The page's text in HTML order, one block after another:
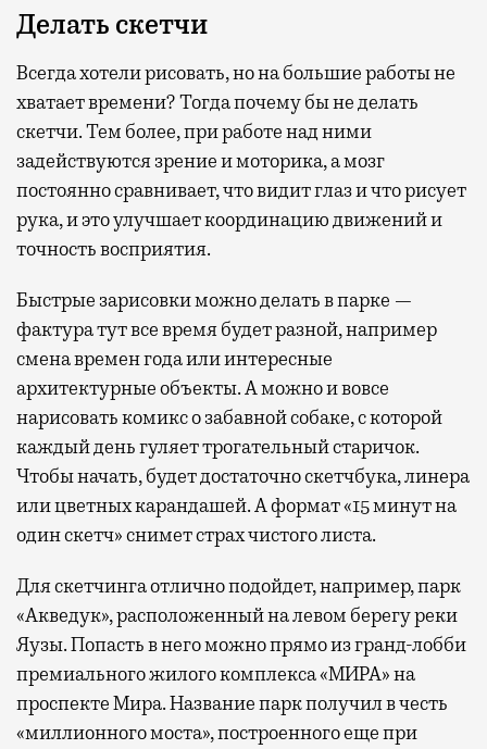
Делать скетчи
Всегда хотели рисовать, но на большие работы не
хватает времени? Тогда почему бы не делать
скетчи. Тем более, при работе над ними
задействуются зрение и моторика, а мозг
постоянно сравнивает, что видит глаз и что рисует
рука, и это улучшает координацию движений и
точность восприятия.
Быстрые зарисовки можно делать в парке —
фактура тут все время будет разной, например
смена времен года или интересные
архитектурные объекты. А можно и вовсе
нарисовать комикс о забавной собаке, с которой
каждый день гуляет трогательный старичок.
Чтобы начать, будет достаточно скетчбука, линера
или цветных карандашей. А формат «15 минут на
один скетч» снимет страх чистого листа.
Для скетчинга отлично подойдет, например, парк
«Акведук», расположенный на левом берегу реки
Яузы. Попасть в него можно прямо из гранд-лобби
премиального жилого комплекса «МИРА» на
проспекте Мира. Название парк получил в честь
«миллионного моста», построенного еще при